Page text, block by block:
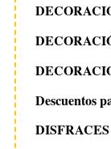
Descuentos